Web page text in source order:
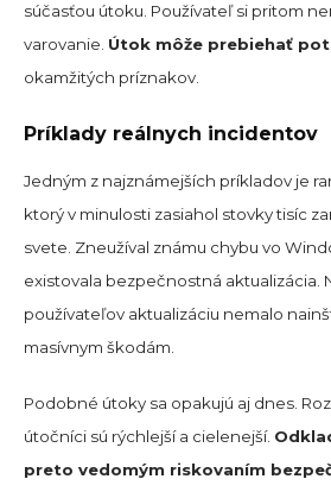
súčasťou útoku. Používateľ si pritom
varovanie. Útok môže prebiehať
okamžitých príznakov.
Príklady reálnych incidentov
Jedným z najznámejších príkladov je
ktorý v minulosti zasiahol stovky tisíc
svete. Zneužíval známu chybu vo
existovala bezpečnostná aktualizácia.
používateľov aktualizáciu nemalo
masívnym škodám.
Podobné útoky sa opakujú aj dnes.
útočníci sú rýchlejší a cielenejší.
preto vedomým riskovaním